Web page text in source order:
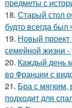
предметы с
18. Старый стол
будто всегда был
19. Новый проект
семейной жизни
20. Каждый день
во Франции с
21. Бра с мягким,
подходит для